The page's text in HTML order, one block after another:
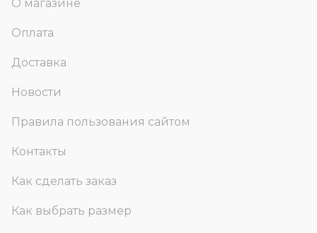
О магазине
Оплата
Доставка
Новости
Правила пользования сайтом
Контакты
Как сделать заказ
Как выбрать размер